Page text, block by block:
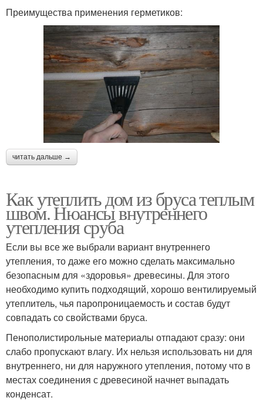
Преимущества применения герметиков:
читать дальше →
Как утеплить дом из бруса теплым
швом. Нюансы внутреннего
утепления сруба
Если вы все же выбрали вариант внутреннего
утепления, то даже его можно сделать максимально
безопасным для «здоровья» древесины. Для этого
необходимо купить подходящий, хорошо вентилируемый
утеплитель, чья паропроницаемость и состав будут
совпадать со свойствами бруса.
Пенополистирольные материалы отпадают сразу: они
слабо пропускают влагу. Их нельзя использовать ни для
внутреннего, ни для наружного утепления, потому что в
местах соединения с древесиной начнет выпадать
конденсат.